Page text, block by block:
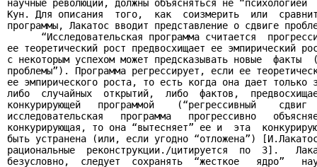
научные революции, должны объясняться не
Кун. Для описания  того,  как  соизмерить  или
программы, Лакатос вводит представление о сдвиге
“Исследовательская программа считается
ее теоретический рост предвосхищает ее эмпирический
с некоторым успехом может предсказывать новые  факты
проблемы”). Программа регрессирует, если ее
ее эмпирического роста, то есть когда она дает только
либо  случайных  открытий,  либо  фактов,
конкурирующей   программой    (“регрессивный
исследовательская   программа   прогрессивно
конкурирующая, то она “вытесняет” ее и  эта
быть устранена (или, если угодно “отложена”)
рациональные  реконструкции./цитируется  по  3].
безусловно,  следует  сохранять  “жесткое   ядро”